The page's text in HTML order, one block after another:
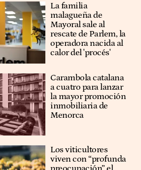
La familia
malagueña de
Mayoral sale al
rescate de Parlem, la
operadora nacida al
calor del 'procés'
Carambola catalana
a cuatro para lanzar
la mayor promoción
inmobiliaria de
Menorca
Los viticultores
viven con “profunda